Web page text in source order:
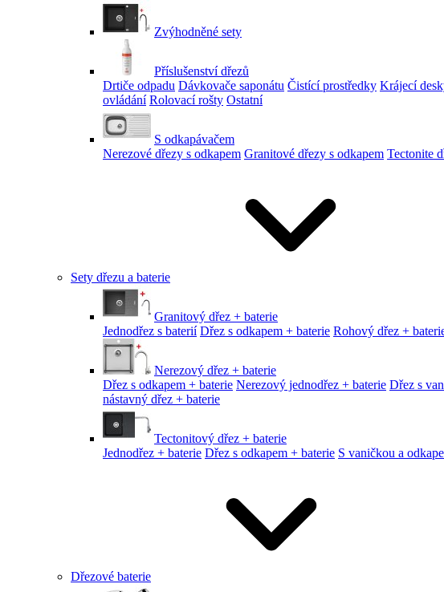
Zvýhodněné sety
Příslušenství dřezů
Drtiče odpadu Dávkovače saponátu Čistící prostředky Krájecí
ovládání Rolovací rošty Ostatní
S odkapávačem
Nerezové dřezy s odkapem Granitové dřezy s odkapem Tectonite
Sety dřezu a baterie
Granitový dřez + baterie
Jednodřez s baterií Dřez s odkapem + baterie Rohový dřez +
Nerezový dřez + baterie
Dřez s odkapem + baterie Nerezový jednodřez + baterie Dřez s
nástavný dřez + baterie
Tectonitový dřez + baterie
Jednodřez + baterie Dřez s odkapem + baterie S vaničkou a
Dřezové baterie